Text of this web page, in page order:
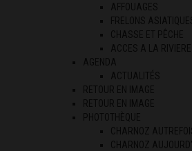
AFFOUAGES
FRELONS ASIATIQUES
CHASSE ET PÊCHE
ACCES A LA RIVIERE
AGENDA
ACTUALITÉS
RETOUR EN IMAGE
RETOUR EN IMAGE
PHOTOTHÈQUE
CHARNOZ AUTREFOIS
CHARNOZ